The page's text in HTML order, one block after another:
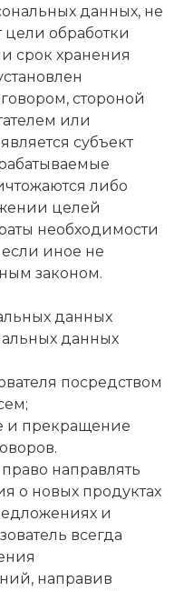
данных, не
цели обработки
срок хранения
стороной
или
субъект
либо
целей
необходимости
иное не
законом.
данных
данных
посредством
и прекращение
направлять
о новых продуктах
и
всегда
направив